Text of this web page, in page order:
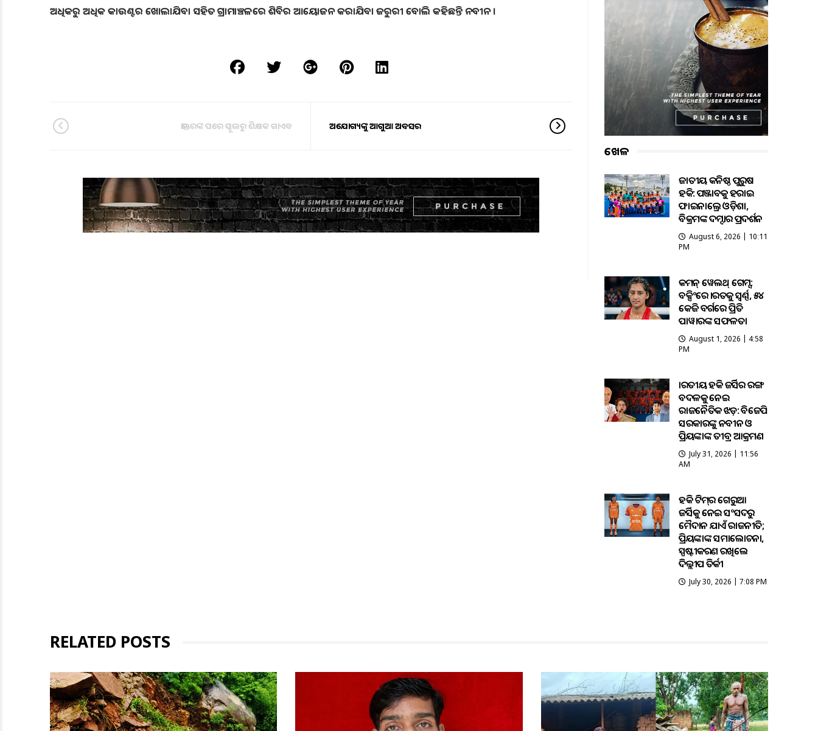
ଅଧିକରୁ ଅଧିକ କାଉଣ୍ଟର ଖୋଲାଯିବା ସହିତ ଗ୍ରାମାଞ୍ଚଳରେ ଶିବିର ଆୟୋଜନ କରାଯିବା ଜରୁରୀ ବୋଲି କହିଛନ୍ତି ନବୀନ ।
ଡାକ୍ତରଙ୍କ ପରେ ସ୍କୁଲରୁ ଶିକ୍ଷକ ଗାଏବ ଅଯୋଗ୍ୟଙ୍କୁ ଆଗୁଆ ଅବସର
ଖେଳ
ଜାତୀୟ କନିଷ୍ଠ ପୁରୁଷ
ହକି: ପଞ୍ଜାବକୁ ହରାଇ
ଫାଇନାଲ୍ରେ ଓଡ଼ିଶା,
ବିକ୍ରମଙ୍କ ଦମ୍ଦାର ପ୍ରଦର୍ଶନ
August 6, 2026 | 10:11
PM
କମନ୍ ୱେଲଥ୍ ଗେମ୍ସ:
ବକ୍ସିଂରେ ଭାରତକୁ ସ୍ବର୍ଣ୍ଣ, ୫୪
କେଜି ବର୍ଗରେ ପ୍ରିତି
ପାୱାରଙ୍କ ସଫଳତା
August 1, 2026 | 4:58
PM
ଭାରତୀୟ ହକି ଜର୍ସିର ରଙ୍ଗ
ବଦଳକୁ ନେଇ
ରାଜନୈତିକ ଝଡ଼: ବିଜେପି
ସରକାରଙ୍କୁ ନବୀନ ଓ
ପ୍ରିୟଙ୍କାଙ୍କ ତୀବ୍ର ଆକ୍ରମଣ
July 31, 2026 | 11:56
AM
ହକି ଟିମ୍‌ର ଗେରୁଆ
ଜର୍ସିକୁ ନେଇ ସଂସଦରୁ
ମୈଦାନ ଯାଏଁ ରାଜନୀତି;
ପ୍ରିୟଙ୍କାଙ୍କ ସମାଲୋଚନା,
ସ୍ପଷ୍ଟୀକରଣ ରଖିଲେ
ଦିଲ୍ଲୀପ ତିର୍କୀ
July 30, 2026 | 7:08 PM
RELATED POSTS